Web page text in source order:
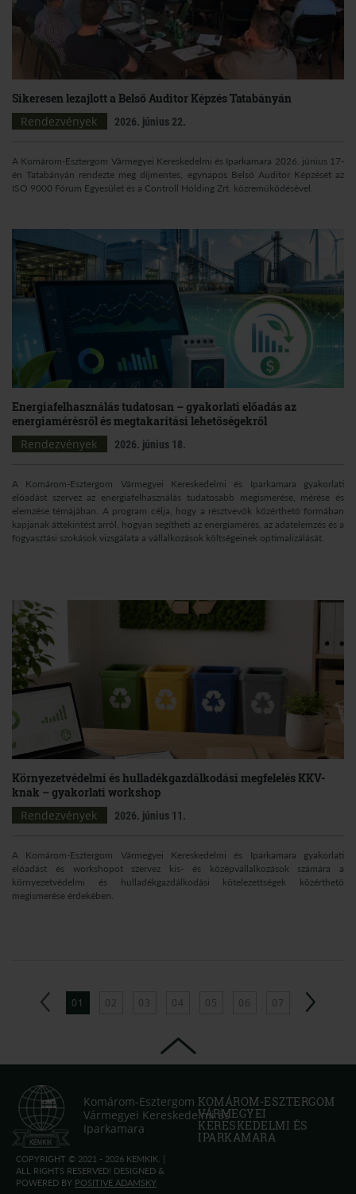
Sikeresen lezajlott a Belső Auditor Képzés Tatabányán
Rendezvények
2026. június 22.
A Komárom-Esztergom Vármegyei Kereskedelmi és Iparkamara 2026. június 17-
én Tatabányán rendezte meg díjmentes, egynapos Belső Auditor Képzését az
ISO 9000 Fórum Egyesület és a Controll Holding Zrt. közreműködésével.
Energiafelhasználás tudatosan – gyakorlati előadás az
energiamérésről és megtakarítási lehetőségekről
Rendezvények
2026. június 18.
A Komárom-Esztergom Vármegyei Kereskedelmi és Iparkamara gyakorlati
előadást szervez az energiafelhasználás tudatosabb megismerése, mérése és
elemzése témájában. A program célja, hogy a résztvevők közérthető formában
kapjanak áttekintést arról, hogyan segítheti az energiamérés, az adatelemzés és a
fogyasztási szokások vizsgálata a vállalkozások költségeinek optimalizálását.
Környezetvédelmi és hulladékgazdálkodási megfelelés KKV-
knak – gyakorlati workshop
Rendezvények
2026. június 11.
A Komárom-Esztergom Vármegyei Kereskedelmi és Iparkamara gyakorlati
előadást és workshopot szervez kis- és középvállalkozások számára a
környezetvédelmi és hulladékgazdálkodási kötelezettségek közérthető
megismerése érdekében.
01 02 03 04 05 06 07
Komárom-Esztergom
Vármegyei Kereskedelmi és
Iparkamara
COPYRIGHT © 2021 - 2026 KEMKIK. |
ALL RIGHTS RESERVED! DESIGNED &
POWERED BY POSITIVE ADAMSKY
KOMÁROM-ESZTERGOM
VÁRMEGYEI
KERESKEDELMI ÉS
IPARKAMARA